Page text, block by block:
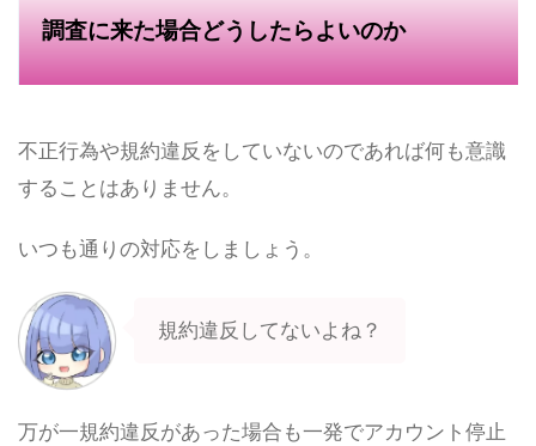
調査に来た場合どうしたらよいのか
不正行為や規約違反をしていないのであれば何も意識
することはありません。
いつも通りの対応をしましょう。
規約違反してないよね？
万が一規約違反があった場合も一発でアカウント停止